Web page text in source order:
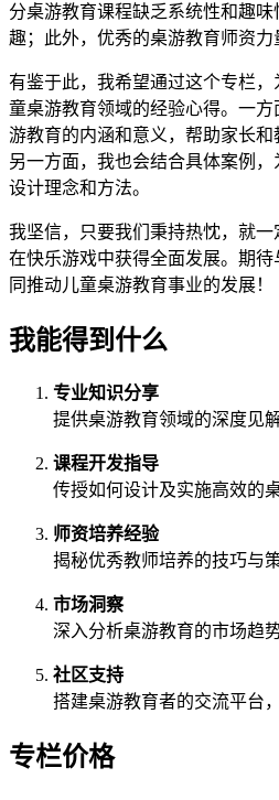
分桌游教育课程缺乏系统性和趣
趣；此外，优秀的桌游教育师资力
有鉴于此，我希望通过这个专栏
童桌游教育领域的经验心得。一
游教育的内涵和意义，帮助家长和
另一方面，我也会结合具体案例
设计理念和方法。
我坚信，只要我们秉持热忱，就一
在快乐游戏中获得全面发展。期
同推动儿童桌游教育事业的发展！
我能得到什么
专业知识分享
提供桌游教育领域的深度见
课程开发指导
传授如何设计及实施高效的
师资培养经验
揭秘优秀教师培养的技巧与
市场洞察
深入分析桌游教育的市场趋
社区支持
搭建桌游教育者的交流平台
专栏价格